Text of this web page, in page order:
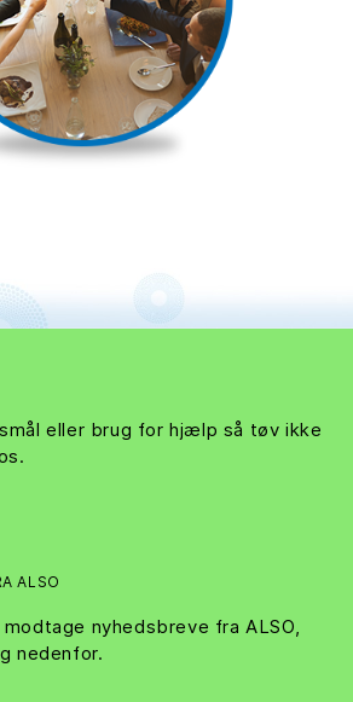
eller brug for hjælp så tøv ikke
ALSO
nyhedsbreve fra ALSO,
nedenfor.